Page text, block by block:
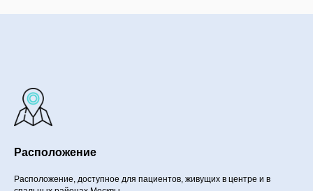
Расположение
Расположение, доступное для пациентов, живущих в центре и в